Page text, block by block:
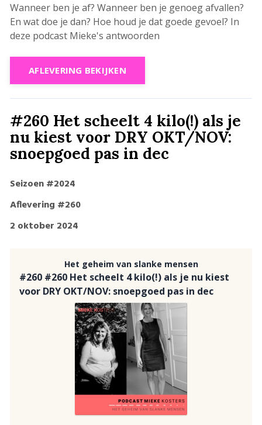
Wanneer ben je af? Wanneer ben je genoeg afvallen?
En wat doe je dan? Hoe houd je dat goede gevoel? In
deze podcast Mieke's antwoorden
AFLEVERING BEKIJKEN
#260 Het scheelt 4 kilo(!) als je
nu kiest voor DRY OKT/NOV:
snoepgoed pas in dec
Seizoen #2024
Aflevering #260
2 oktober 2024